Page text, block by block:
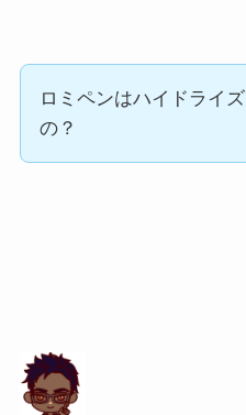
ロミペンはハイドライ
の？